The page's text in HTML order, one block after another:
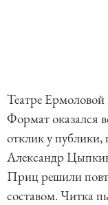
Театре
Формат оказался
отклик у публики,
Александр
Приц решили
составом. Читка